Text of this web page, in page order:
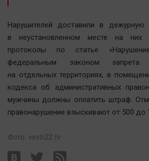
Образование
Автомобили
XX век: криминальные уроки
Банки
Новости компаний
Нарушителей доставили в дежурную
в неустановленном месте на них
протоколы по статье «Нарушение
федеральным законом запрета
на отдельных территориях, в
кодекса об административных
мужчины должны оплатить штраф.
правонарушение взыскивают от 500 до
Фото: vesti22.tv